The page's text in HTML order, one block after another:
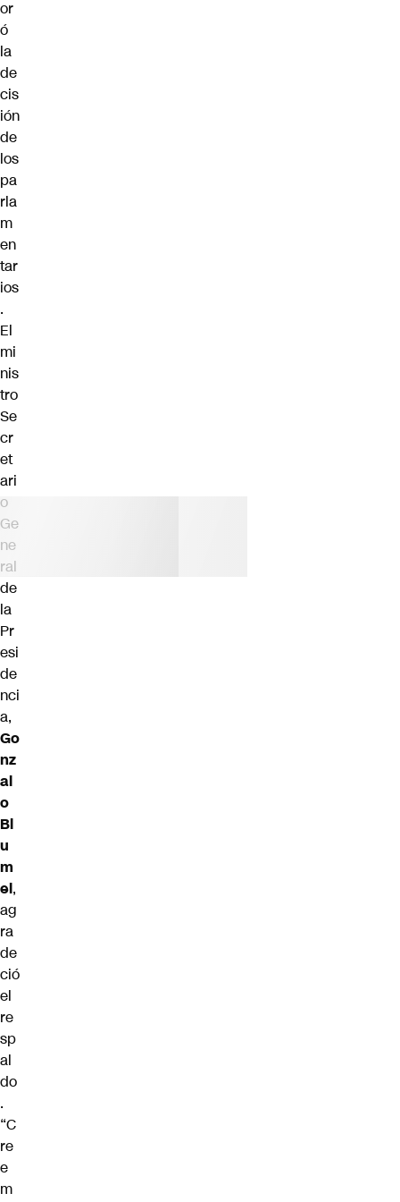
or
ó
la
de
cis
ión
de
los
pa
rla
m
en
tar
ios
.
El
mi
nis
tro
Se
cr
et
ari
o
Ge
ne
ral
de
la
Pr
esi
de
nci
a,
Go
nz
al
o
Bl
u
m
el,
ag
ra
de
ció
el
re
sp
al
do
.
“C
re
e
m